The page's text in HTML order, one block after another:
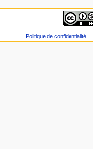
Politique de confidentialité